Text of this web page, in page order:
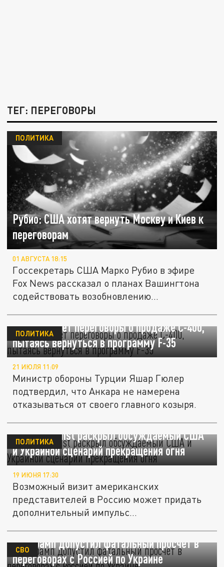
ТЕГ: ПЕРЕГОВОРЫ
Рубио: США хотят вернуть Москву и Киев к
переговорам
ПОЛИТИКА
01 АВГУСТА 18:15
Госсекретарь США Марко Рубио в эфире
Fox News рассказал о планах Вашингтона
содействовать возобновлению...
Турция ведет переговоры о продаже С-400,
пытаясь вернуться в программу F-35
ПОЛИТИКА
21 ИЮЛЯ 11:09
Министр обороны Турции Яшар Гюлер
подтвердил, что Анкара не намерена
отказываться от своего главного козыря.
The Economist раскрыл обсуждаемый США
и Украиной сценарий прекращения огня
ПОЛИТИКА
19 ИЮНЯ 17:30
Возможный визит американских
представителей в Россию может придать
дополнительный импульс
RS: Трамп допустил фатальный просчет в
переговорах с Россией по Украине
СВО